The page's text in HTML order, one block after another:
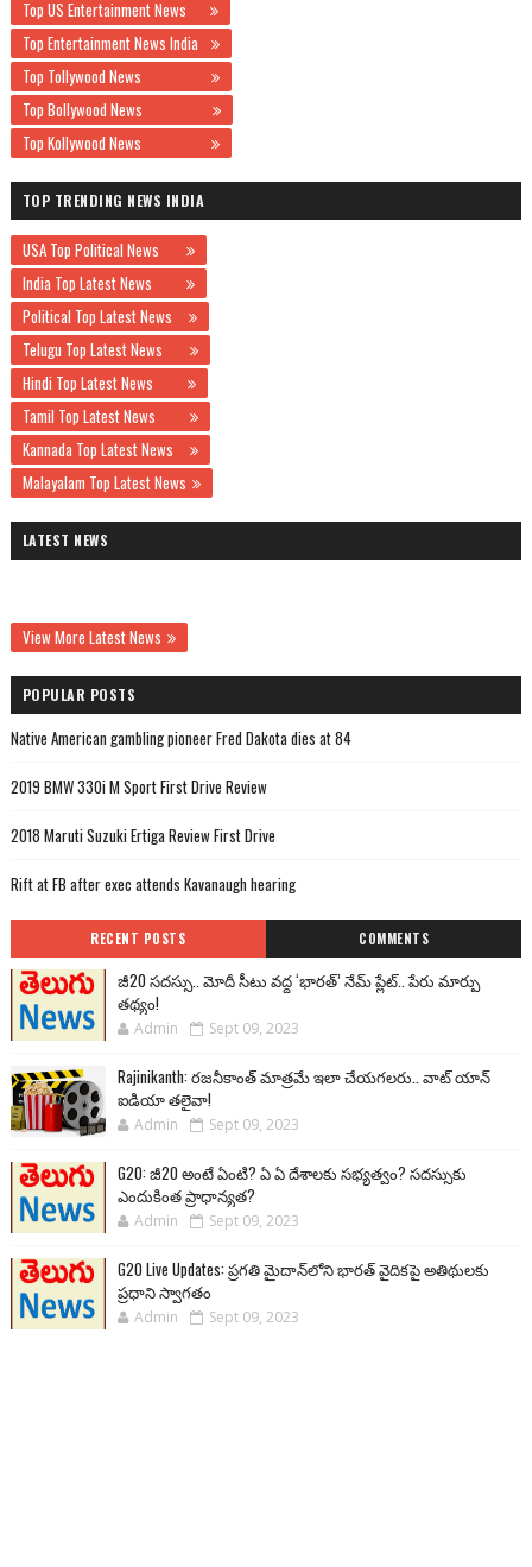
Top US Entertainment News
Top Entertainment News India
Top Tollywood News
Top Bollywood News
Top Kollywood News
TOP TRENDING NEWS INDIA
USA Top Political News
India Top Latest News
Political Top Latest News
Telugu Top Latest News
Hindi Top Latest News
Tamil Top Latest News
Kannada Top Latest News
Malayalam Top Latest News
LATEST NEWS
View More Latest News
POPULAR POSTS
Native American gambling pioneer Fred Dakota dies at 84
2019 BMW 330i M Sport First Drive Review
2018 Maruti Suzuki Ertiga Review First Drive
Rift at FB after exec attends Kavanaugh hearing
RECENT POSTS COMMENTS
జీ20 సదస్సు.. మోదీ సీటు వద్ద ‘భారత్’ నేమ్ ప్లేట్‌.. పేరు మార్పు
తథ్యం!
Admin Sept 09, 2023
Rajinikanth: రజనీకాంత్ మాత్రమే ఇలా చేయగలరు.. వాట్ యాన్
ఐడియా తలైవా!
Admin Sept 09, 2023
G20: జీ20 అంటే ఏంటి? ఏ ఏ దేశాలకు సభ్యత్వం? సదస్సుకు
ఎందుకింత ప్రాధాన్యత?
Admin Sept 09, 2023
G20 Live Updates: ప్రగతి మైదాన్‌లోని భారత్ వైదికపై అతిథులకు
ప్రధాని స్వాగతం
Admin Sept 09, 2023